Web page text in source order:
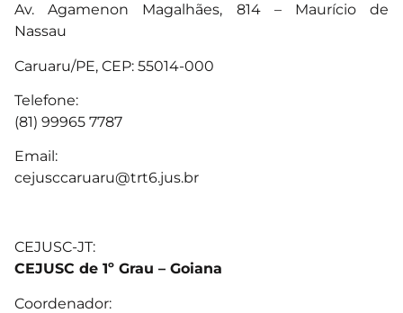
Av. Agamenon Magalhães, 814 – Maurício de
Nassau
Caruaru/PE, CEP: 55014-000
Telefone:
(81) 99965 7787
Email:
cejusccaruaru@trt6.jus.br
CEJUSC-JT:
CEJUSC de 1º Grau – Goiana
Coordenador: